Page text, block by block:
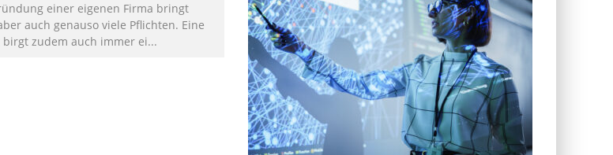
einer eigenen Firma bringt
auch genauso viele Pflichten. Eine
zudem auch immer ei...